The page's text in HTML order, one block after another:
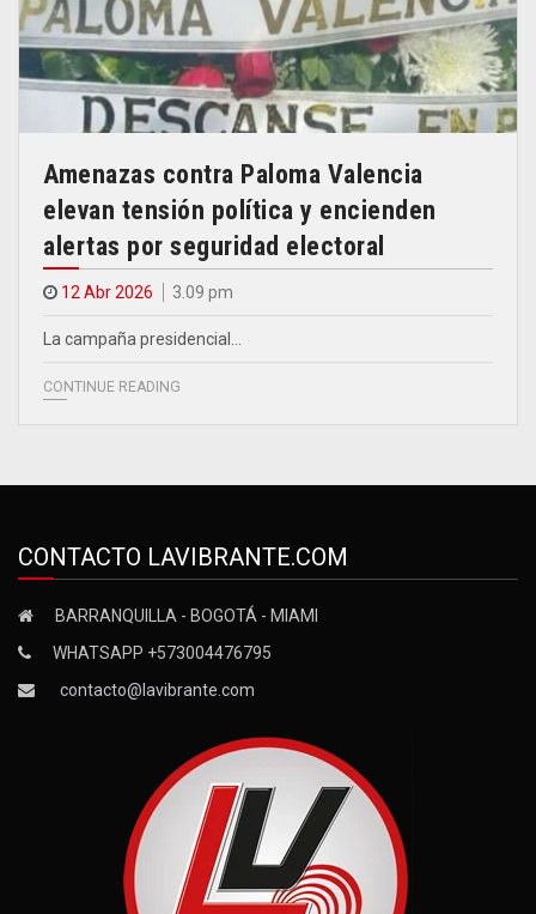
Amenazas contra Paloma Valencia
elevan tensión política y encienden
alertas por seguridad electoral
12 Abr 2026 3.09 pm
La campaña presidencial…
CONTINUE READING
CONTACTO LAVIBRANTE.COM
BARRANQUILLA - BOGOTÁ - MIAMI
WHATSAPP +573004476795
contacto@lavibrante.com